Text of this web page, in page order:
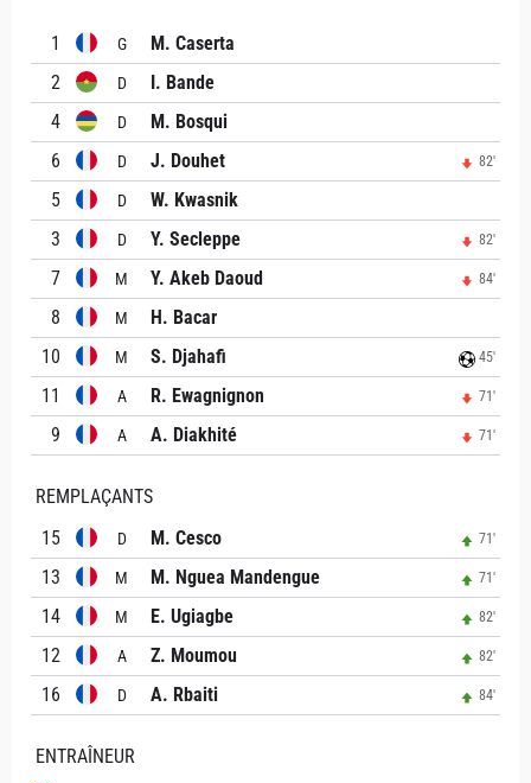
1 G
M. Caserta
2
D
I. Bande
4
D
M. Bosqui
6
D J. Douhet 82'
5 D
W. Kwasnik
3
D Y. Secleppe 82'
7 M Y. Akeb Daoud 84'
8 M
H. Bacar
10
M S. Djahafi 45'
11 A R. Ewagnignon 71'
9 A A. Diakhité 71'
REMPLAÇANTS
15
D M. Cesco 71'
13 M M. Nguea Mandengue 71'
14 M E. Ugiagbe 82'
12 A Z. Moumou 82'
16 D A. Rbaiti 84'
ENTRAÎNEUR